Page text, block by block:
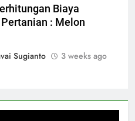
Biaya
Pertanian : Melon
Sugianto
3 weeks ago